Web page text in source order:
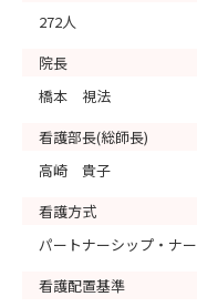
272人
院長
橋本 視法
看護部長(総師長)
高崎 貴子
看護方式
パートナーシップ・ナ
看護配置基準